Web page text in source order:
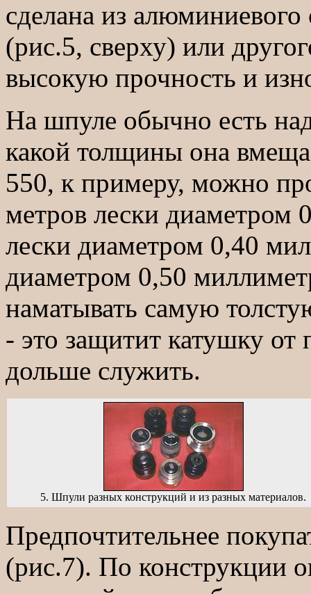
сделана из алюминиевого
(рис.5, сверху) или
высокую прочность и
На шпуле обычно есть
какой толщины она
550, к примеру, можно
метров лески диаметром
лески диаметром 0,40
диаметром 0,50
наматывать самую
- это защитит катушку от
дольше служить.
5. Шпули разных конструкций и из разных материалов.
Предпочтительнее
(рис.7). По конструкции